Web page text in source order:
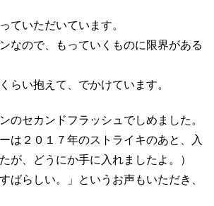
ていただいています。
なので、もっていくものに限界がある
らい抱えて、でかけています。
のセカンドフラッシュでしめました。
は２０１７年のストライキのあと、入
が、どうにか手に入れましたよ。）
ばらしい。」というお声もいただき、